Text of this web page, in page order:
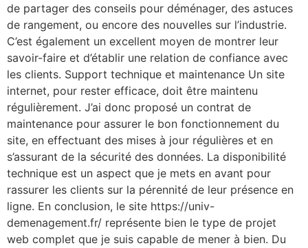
de partager des conseils pour déménager, des astuces
de rangement, ou encore des nouvelles sur l’industrie.
C’est également un excellent moyen de montrer leur
savoir-faire et d’établir une relation de confiance avec
les clients. Support technique et maintenance Un site
internet, pour rester efficace, doit être maintenu
régulièrement. J’ai donc proposé un contrat de
maintenance pour assurer le bon fonctionnement du
site, en effectuant des mises à jour régulières et en
s’assurant de la sécurité des données. La disponibilité
technique est un aspect que je mets en avant pour
rassurer les clients sur la pérennité de leur présence en
ligne. En conclusion, le site https://univ-
demenagement.fr/ représente bien le type de projet
web complet que je suis capable de mener à bien. Du